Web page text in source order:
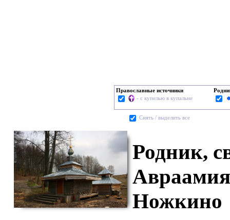
Православные источники
- с купелью в купальне
Cнять / выделить все
Родник,
Авраамия
Ножкино